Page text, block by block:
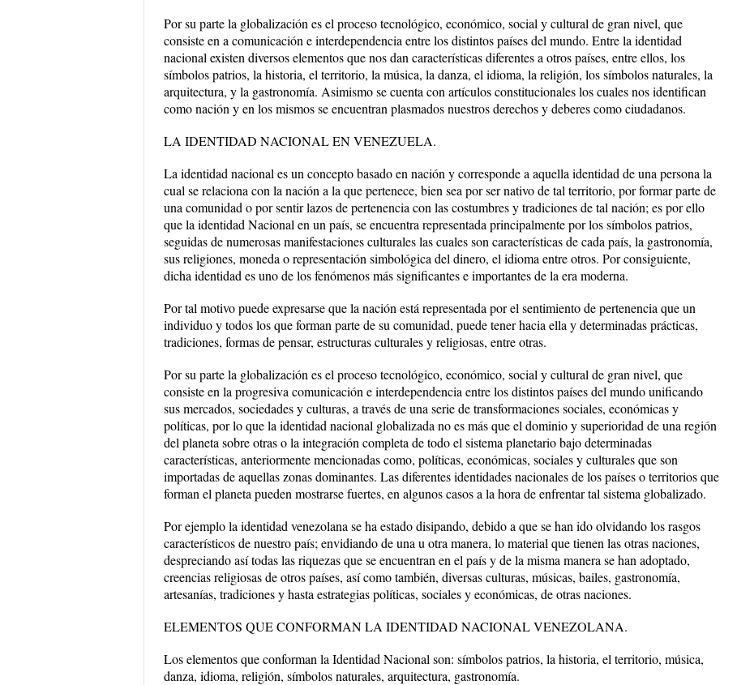
Por su parte la globalización es el proceso tecnológico, económico, social y cultural de gran nivel, que
consiste en a comunicación e interdependencia entre los distintos países del mundo. Entre la identidad
nacional existen diversos elementos que nos dan características diferentes a otros países, entre ellos, los
símbolos patrios, la historia, el territorio, la música, la danza, el idioma, la religión, los símbolos naturales, la
arquitectura, y la gastronomía. Asimismo se cuenta con artículos constitucionales los cuales nos identifican
como nación y en los mismos se encuentran plasmados nuestros derechos y deberes como ciudadanos.
LA IDENTIDAD NACIONAL EN VENEZUELA.
La identidad nacional es un concepto basado en nación y corresponde a aquella identidad de una persona la
cual se relaciona con la nación a la que pertenece, bien sea por ser nativo de tal territorio, por formar parte de
una comunidad o por sentir lazos de pertenencia con las costumbres y tradiciones de tal nación; es por ello
que la identidad Nacional en un país, se encuentra representada principalmente por los símbolos patrios,
seguidas de numerosas manifestaciones culturales las cuales son características de cada país, la gastronomía,
sus religiones, moneda o representación simbológica del dinero, el idioma entre otros. Por consiguiente,
dicha identidad es uno de los fenómenos más significantes e importantes de la era moderna.
Por tal motivo puede expresarse que la nación está representada por el sentimiento de pertenencia que un
individuo y todos los que forman parte de su comunidad, puede tener hacia ella y determinadas prácticas,
tradiciones, formas de pensar, estructuras culturales y religiosas, entre otras.
Por su parte la globalización es el proceso tecnológico, económico, social y cultural de gran nivel, que
consiste en la progresiva comunicación e interdependencia entre los distintos países del mundo unificando
sus mercados, sociedades y culturas, a través de una serie de transformaciones sociales, económicas y
políticas, por lo que la identidad nacional globalizada no es más que el dominio y superioridad de una región
del planeta sobre otras o la integración completa de todo el sistema planetario bajo determinadas
características, anteriormente mencionadas como, políticas, económicas, sociales y culturales que son
importadas de aquellas zonas dominantes. Las diferentes identidades nacionales de los países o territorios que
forman el planeta pueden mostrarse fuertes, en algunos casos a la hora de enfrentar tal sistema globalizado.
Por ejemplo la identidad venezolana se ha estado disipando, debido a que se han ido olvidando los rasgos
característicos de nuestro país; envidiando de una u otra manera, lo material que tienen las otras naciones,
despreciando así todas las riquezas que se encuentran en el país y de la misma manera se han adoptado,
creencias religiosas de otros países, así como también, diversas culturas, músicas, bailes, gastronomía,
artesanías, tradiciones y hasta estrategias políticas, sociales y económicas, de otras naciones.
ELEMENTOS QUE CONFORMAN LA IDENTIDAD NACIONAL VENEZOLANA.
Los elementos que conforman la Identidad Nacional son: símbolos patrios, la historia, el territorio, música,
danza, idioma, religión, símbolos naturales, arquitectura, gastronomía.